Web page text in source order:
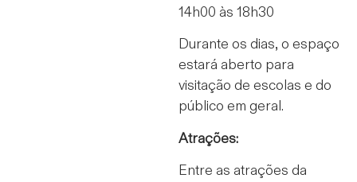
14h00 às 18h30
Durante os dias, o espaço
estará aberto para
visitação de escolas e do
público em geral.
Atrações:
Entre as atrações da